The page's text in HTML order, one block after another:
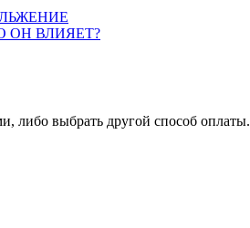
ОН ВЛИЯЕТ?
либо выбрать другой способ оплаты.